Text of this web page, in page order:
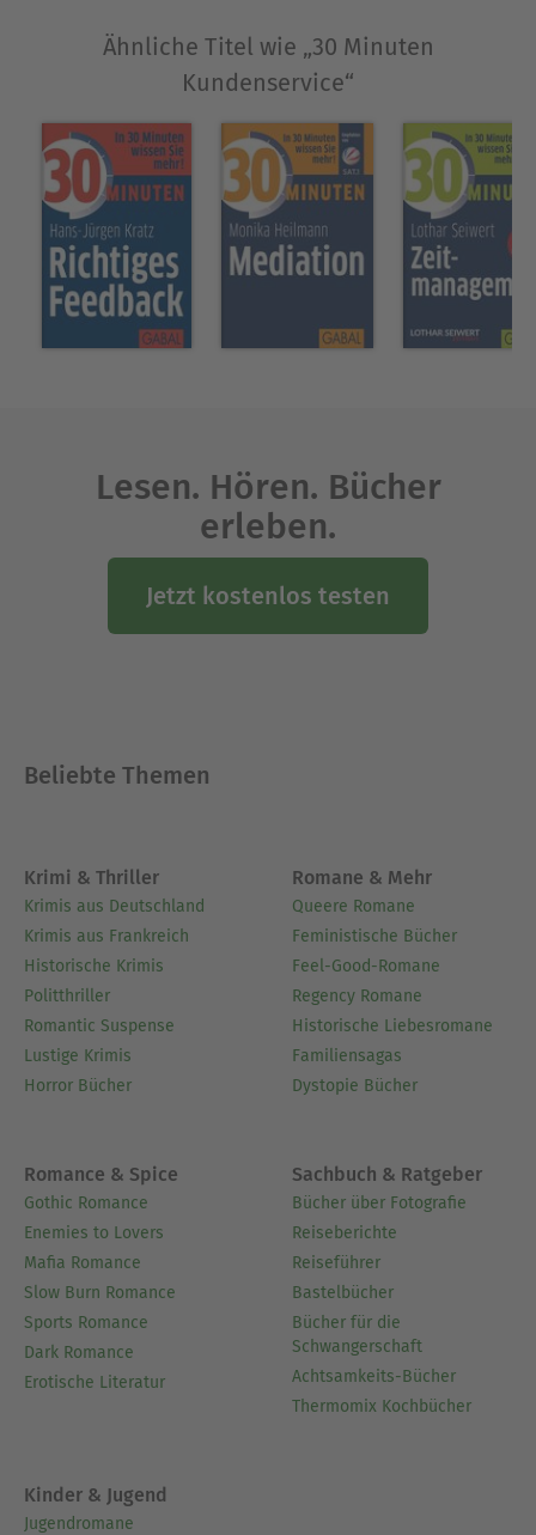
Ausblenden
Ähnliche Titel wie „30 Minuten
Kundenservice“
Lesen. Hören. Bücher
erleben.
Jetzt kostenlos testen
Beliebte Themen
Krimi & Thriller
Krimis aus Deutschland
Krimis aus Frankreich
Historische Krimis
Politthriller
Romantic Suspense
Lustige Krimis
Horror Bücher
Romane & Mehr
Queere Romane
Feministische Bücher
Feel-Good-Romane
Regency Romane
Historische Liebesromane
Familiensagas
Dystopie Bücher
Romance & Spice
Gothic Romance
Enemies to Lovers
Mafia Romance
Slow Burn Romance
Sports Romance
Dark Romance
Erotische Literatur
Sachbuch & Ratgeber
Bücher über Fotografie
Reiseberichte
Reiseführer
Bastelbücher
Bücher für die
Schwangerschaft
Achtsamkeits-Bücher
Thermomix Kochbücher
Kinder & Jugend
Jugendromane